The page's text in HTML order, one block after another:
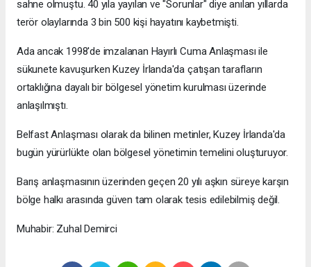
sahne olmuştu. 40 yıla yayılan ve "Sorunlar" diye anılan yıllarda
terör olaylarında 3 bin 500 kişi hayatını kaybetmişti.
Ada ancak 1998'de imzalanan Hayırlı Cuma Anlaşması ile
sükunete kavuşurken Kuzey İrlanda'da çatışan tarafların
ortaklığına dayalı bir bölgesel yönetim kurulması üzerinde
anlaşılmıştı.
Belfast Anlaşması olarak da bilinen metinler, Kuzey İrlanda'da
bugün yürürlükte olan bölgesel yönetimin temelini oluşturuyor.
Barış anlaşmasının üzerinden geçen 20 yılı aşkın süreye karşın
bölge halkı arasında güven tam olarak tesis edilebilmiş değil.
Muhabir: Zuhal Demirci